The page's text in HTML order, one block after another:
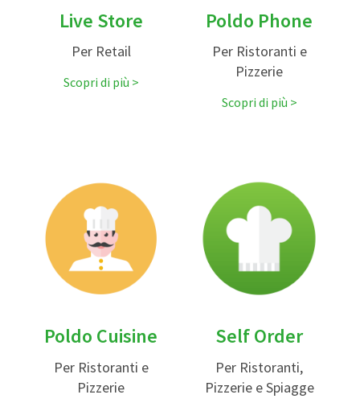
Live Store
Per Retail
Scopri di più
Poldo Phone
Per Ristoranti e
Pizzerie
Scopri di più
Poldo Cuisine
Per Ristoranti e
Pizzerie
Self Order
Per Ristoranti,
Pizzerie e Spiagge